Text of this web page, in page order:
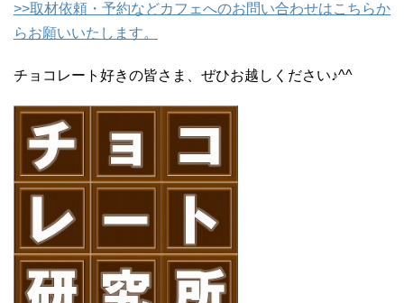
>>取材依頼・予約などカフェへのお問い合わせはこちらか
らお願いいたします。
チョコレート好きの皆さま、ぜひお越しください♪^^